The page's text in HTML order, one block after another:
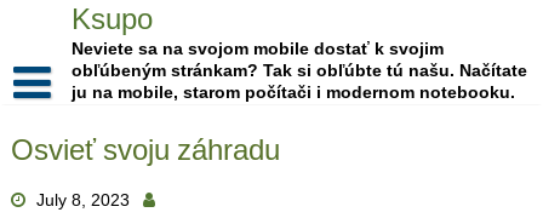
Ksupo
Neviete sa na svojom mobile dostať k svojim
obľúbeným stránkam? Tak si obľúbte tú našu. Načítate
ju na mobile, starom počítači i modernom notebooku.
Osvieť svoju záhradu
July 8, 2023